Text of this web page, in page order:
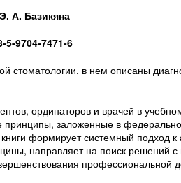
А. Базикяна
5-9704-7471-6
стоматологии, в нем описаны
ординаторов и врачей в
принципы, заложенные в
формирует системный подход
направляет на поиск решений с
профессиональной